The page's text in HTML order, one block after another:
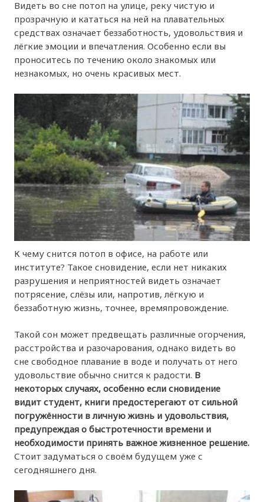
Видеть во сне потоп на улице, реку чистую и
прозрачную и кататься на ней на плавательных
средствах означает беззаботность, удовольствия и
лёгкие эмоции и впечатления. Особенно если вы
проноситесь по течению около знакомых или
незнакомых, но очень красивых мест.
К чему снится потоп в офисе, на работе или
институте? Такое сновидение, если нет никаких
разрушения и неприятностей видеть означает
потрясение, слёзы или, напротив, лёгкую и
беззаботную жизнь, точнее, времяпровождение.
Такой сон может предвещать различные огорчения,
расстройства и разочарования, однако видеть во
сне свободное плавание в воде и получать от него
удовольствие обычно снится к радости. В
некоторых случаях, особенно если сновидение
видит студент, книги предостерегают от сильной
погружённости в личную жизнь и удовольствия,
предупреждая о быстротечности времени и
необходимости принять важное жизненное решение.
Стоит задуматься о своём будущем уже с
сегодняшнего дня.